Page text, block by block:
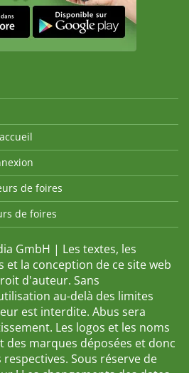
de foires
de foires
GmbH | Les textes, les
et la conception de ce site web
d'auteur. Sans
au-delà des limites
est interdite. Abus sera
Les logos et les noms
des marques déposées et donc
Sous réserve de